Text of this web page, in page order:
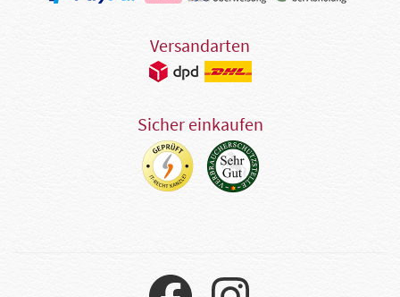
Versandarten
Sicher einkaufen